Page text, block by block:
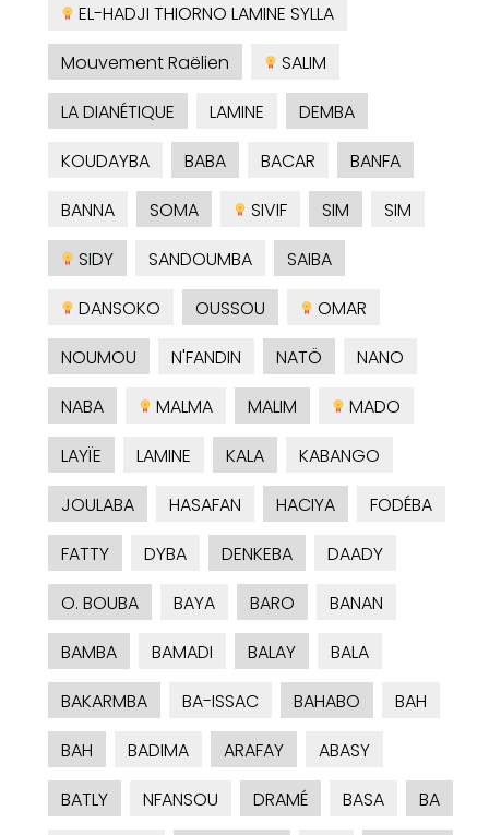
EL-HADJI THIORNO LAMINE SYLLA
Mouvement Raëlien
SALIM
LA DIANÉTIQUE
LAMINE
DEMBA
KOUDAYBA
BABA BACAR
BANFA
BANNA
SOMA SIVIF SIM
SIM
SIDY
SANDOUMBA
SAIBA
DANSOKO
OUSSOU
OMAR
NOUMOU
N'FANDIN NATÖ
NANO
NABA
MALMA MALIM
MADO
LAYÏE
LAMINE KALA
KABANGO
JOULABA
HASAFAN HACIYA
FODÉBA
FATTY
DYBA DENKEBA
DAADY
O. BOUBA
BAYA BARO
BANAN
BAMBA
BAMADI BALAY
BALA
BAKARMBA
BA-ISSAC BAHABO
BAH
BAH
BADIMA ARAFAY
ABASY
BATLY
NFANSOU DRAMÉ BASA
BA